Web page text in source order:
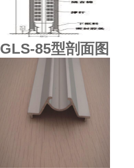
东莞鸿业机械厂
GLS-85型剖面图